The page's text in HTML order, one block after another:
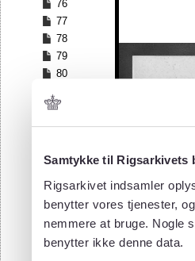
Samtykke til Rigsarkivets
Rigsarkivet indsamler
benytter vores tjenester,
nemmere at bruge. Nogle
benytter ikke denne data.
76
77
78
79
80
82
83
85
87
88
89
90